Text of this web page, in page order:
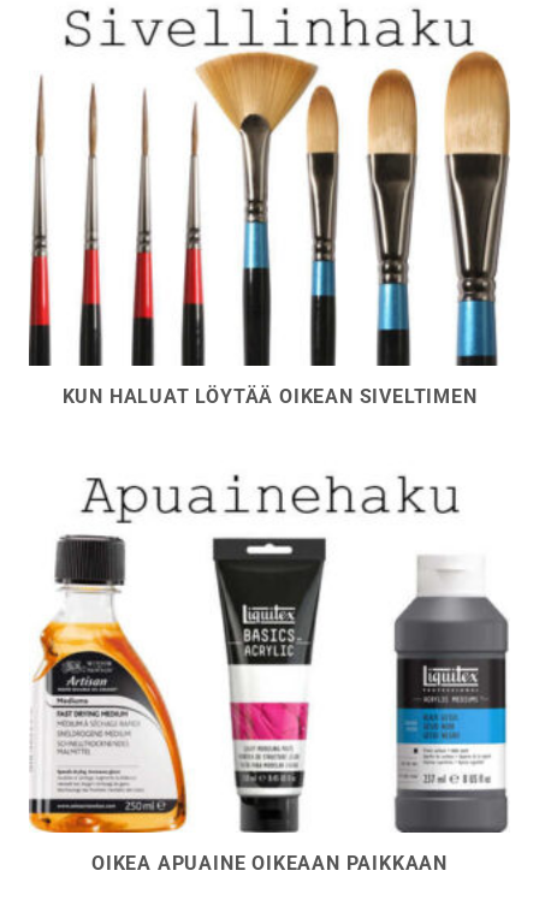
KUN HALUAT LÖYTÄÄ OIKEAN SIVELTIMEN
OIKEA APUAINE OIKEAAN PAIKKAAN